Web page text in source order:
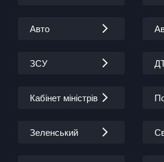
Авто
ЗСУ
Кабінет міністрів
Зеленський